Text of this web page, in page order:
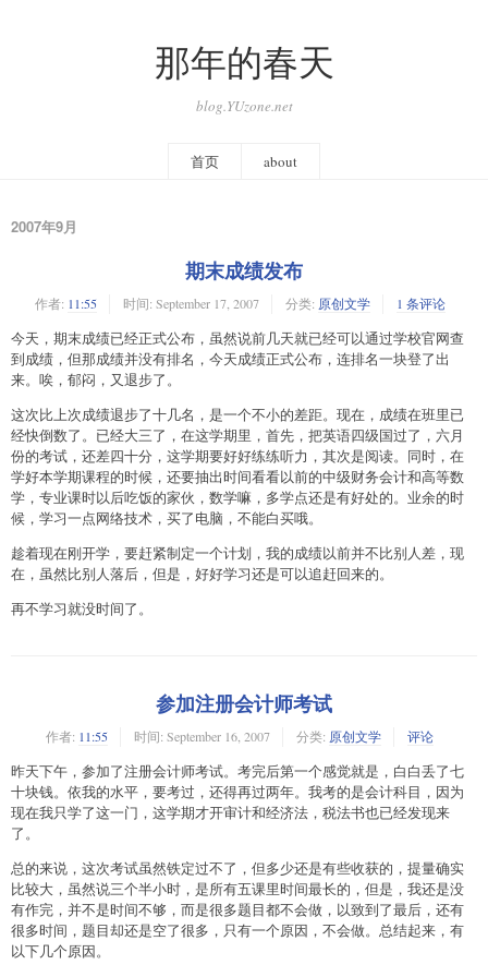
那年的春天
blog.YUzone.net
首页 about
2007年9月
期末成绩发布
作者: 11:55 时间: September 17, 2007 分类: 原创文学 1 条评论
今天，期末成绩已经正式公布，虽然说前几天就已经可以通过学校官网查
到成绩，但那成绩并没有排名，今天成绩正式公布，连排名一块登了出
来。唉，郁闷，又退步了。
这次比上次成绩退步了十几名，是一个不小的差距。现在，成绩在班里已
经快倒数了。已经大三了，在这学期里，首先，把英语四级国过了，六月
份的考试，还差四十分，这学期要好好练练听力，其次是阅读。同时，在
学好本学期课程的时候，还要抽出时间看看以前的中级财务会计和高等数
学，专业课时以后吃饭的家伙，数学嘛，多学点还是有好处的。业余的时
候，学习一点网络技术，买了电脑，不能白买哦。
趁着现在刚开学，要赶紧制定一个计划，我的成绩以前并不比别人差，现
在，虽然比别人落后，但是，好好学习还是可以追赶回来的。
再不学习就没时间了。
参加注册会计师考试
作者: 11:55 时间: September 16, 2007 分类: 原创文学 评论
昨天下午，参加了注册会计师考试。考完后第一个感觉就是，白白丢了七
十块钱。依我的水平，要考过，还得再过两年。我考的是会计科目，因为
现在我只学了这一门，这学期才开审计和经济法，税法书也已经发现来
了。
总的来说，这次考试虽然铁定过不了，但多少还是有些收获的，提量确实
比较大，虽然说三个半小时，是所有五课里时间最长的，但是，我还是没
有作完，并不是时间不够，而是很多题目都不会做，以致到了最后，还有
很多时间，题目却还是空了很多，只有一个原因，不会做。总结起来，有
以下几个原因。